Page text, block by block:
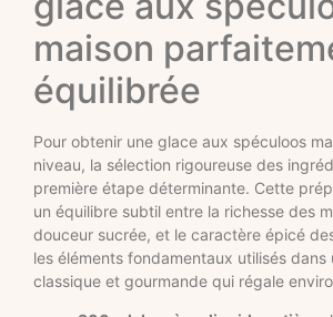
maison
équilibrée
Pour obtenir une glace aux spéculoos
niveau, la sélection rigoureuse des
première étape déterminante. Cette
un équilibre subtil entre la richesse des
douceur sucrée, et le caractère épicé
les éléments fondamentaux utilisés dans
classique et gourmande qui régale